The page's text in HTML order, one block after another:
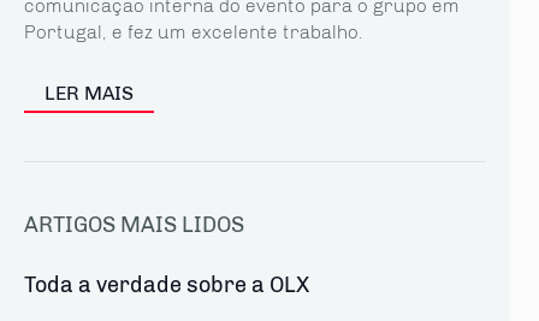
comunicação interna do evento para o grupo em
Portugal, e fez um excelente trabalho.
LER MAIS
ARTIGOS MAIS LIDOS
Toda a verdade sobre a OLX